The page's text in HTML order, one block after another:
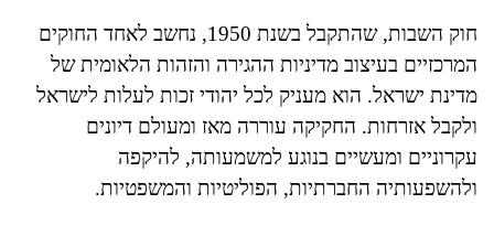
חוק השבות, שהתקבל בשנת 1950, נחשב לאחד החוקים
המרכזיים בעיצוב מדיניות ההגירה והזהות הלאומית של
מדינת ישראל. הוא מעניק לכל יהודי זכות לעלות לישראל
ולקבל אזרחות. החקיקה עוררה מאז ומעולם דיונים
עקרוניים ומעשיים בנוגע למשמעותה, להיקפה
ולהשפעותיה החברתיות, הפוליטיות והמשפטיות.